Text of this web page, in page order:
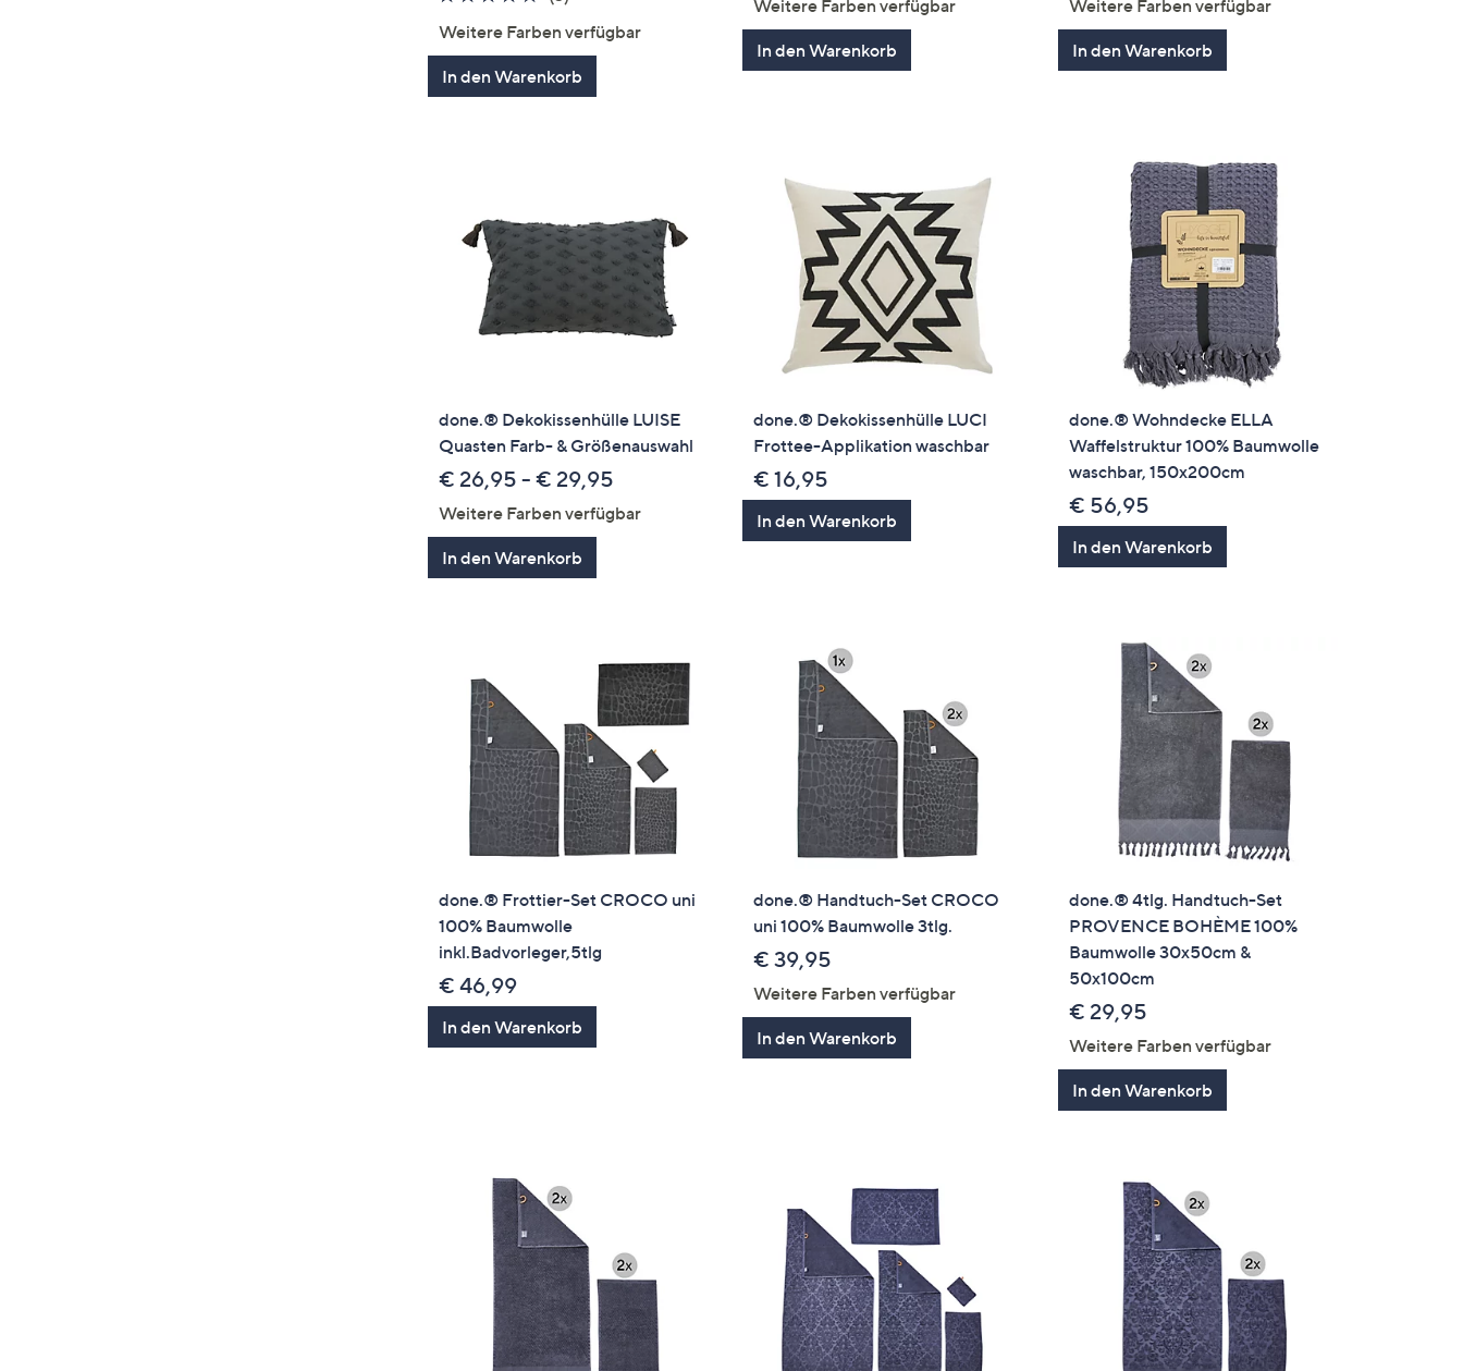
Weitere Farben verfügbar
In den Warenkorb
Weitere Farben verfügbar
In den Warenkorb
Weitere Farben verfügbar
In den Warenkorb
done.® Dekokissenhülle LUISE
Quasten Farb- & Größenauswahl
€ 26,95 - € 29,95
Weitere Farben verfügbar
In den Warenkorb
done.® Dekokissenhülle LUCI
Frottee-Applikation waschbar
€ 16,95
In den Warenkorb
done.® Wohndecke ELLA
Waffelstruktur 100% Baumwolle
waschbar, 150x200cm
€ 56,95
In den Warenkorb
done.® Frottier-Set CROCO uni
100% Baumwolle
inkl.Badvorleger,5tlg
€ 46,99
In den Warenkorb
done.® Handtuch-Set CROCO
uni 100% Baumwolle 3tlg.
€ 39,95
Weitere Farben verfügbar
In den Warenkorb
done.® 4tlg. Handtuch-Set
PROVENCE BOHÈME 100%
Baumwolle 30x50cm &
50x100cm
€ 29,95
Weitere Farben verfügbar
In den Warenkorb